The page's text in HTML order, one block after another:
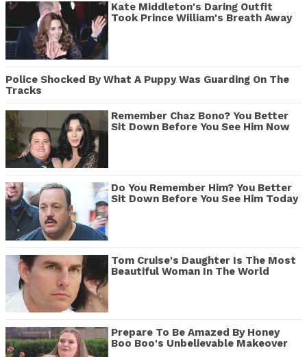
Kate Middleton's Daring Outfit
Took Prince William's Breath Away
Police Shocked By What A Puppy Was Guarding On The
Tracks
Remember Chaz Bono? You Better
Sit Down Before You See Him Now
Do You Remember Him? You Better
Sit Down Before You See Him Today
Tom Cruise's Daughter Is The Most
Beautiful Woman In The World
Prepare To Be Amazed By Honey
Boo Boo's Unbelievable Makeover